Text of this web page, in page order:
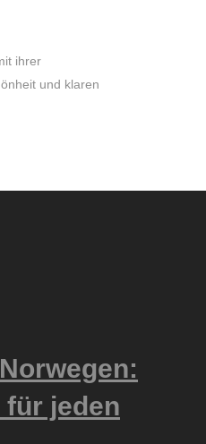
ihrer
und klaren
für jeden